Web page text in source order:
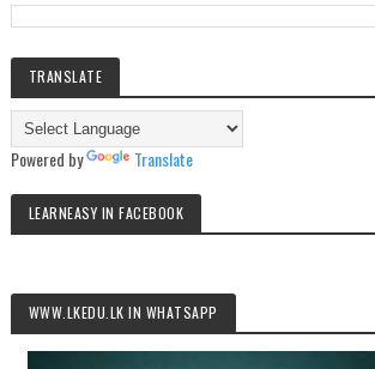
TRANSLATE
Powered by Translate
LEARNEASY IN FACEBOOK
WWW.LKEDU.LK IN WHATSAPP